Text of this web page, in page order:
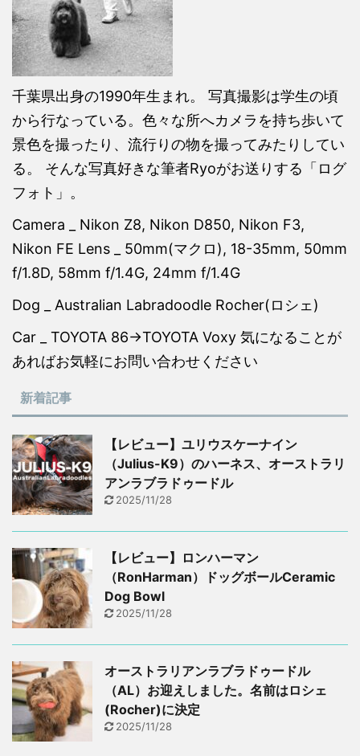
千葉県出身の1990年生まれ。 写真撮影は学生の頃
から行なっている。色々な所へカメラを持ち歩いて
景色を撮ったり、流行りの物を撮ってみたりしてい
る。 そんな写真好きな筆者Ryoがお送りする「ログ
フォト」。
Camera _ Nikon Z8, Nikon D850, Nikon F3,
Nikon FE Lens _ 50mm(マクロ), 18-35mm, 50mm
f/1.8D, 58mm f/1.4G, 24mm f/1.4G
Dog _ Australian Labradoodle Rocher(ロシェ)
Car _ TOYOTA 86→TOYOTA Voxy 気になることが
あればお気軽にお問い合わせください
新着記事
【レビュー】ユリウスケーナイン
（Julius-K9）のハーネス、オーストラリ
アンラブラドゥードル
2025/11/28
【レビュー】ロンハーマン
（RonHarman）ドッグボールCeramic
Dog Bowl
2025/11/28
オーストラリアンラブラドゥードル
（AL）お迎えしました。名前はロシェ
(Rocher)に決定
2025/11/28